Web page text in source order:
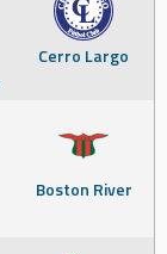
Cerro Largo
Boston River